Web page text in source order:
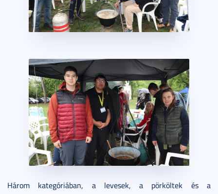
Három kategóriában, a levesek, a pörköltek és a